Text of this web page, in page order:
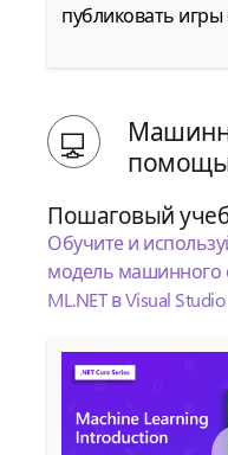
публиковать
Пошаговый
Обучите и
модель
ML.NET в Visual Studio